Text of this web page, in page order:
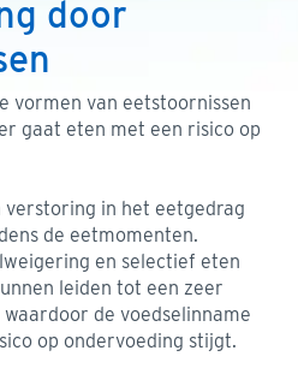
door
vormen van eetstoornissen
gaat eten met een risico op
verstoring in het eetgedrag
de eetmomenten.
en selectief eten
leiden tot een zeer
de voedselinname
op ondervoeding stijgt.